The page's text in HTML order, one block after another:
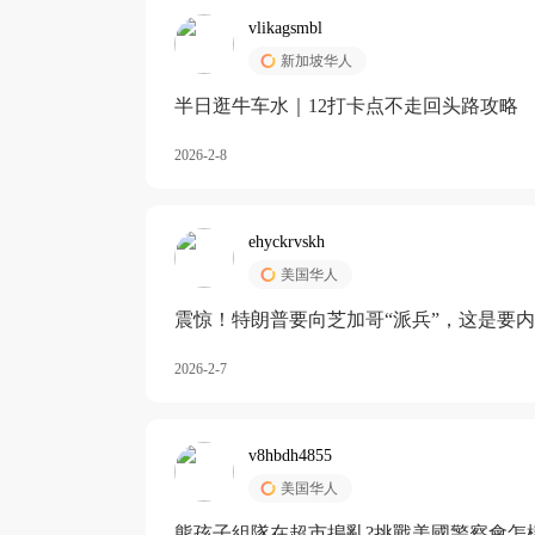
vlikagsmbl
新加坡华人
半日逛牛车水｜12打卡点不走回头路攻略
2026-2-8
ehyckrvskh
美国华人
震惊！特朗普要向芝加哥“派兵”，这是要
2026-2-7
v8hbdh4855
美国华人